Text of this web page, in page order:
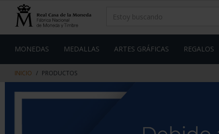
contenido
de
MONEDAS MEDALLAS ARTES GRÁFICAS REGALOS
INICIO PRODUCTOS